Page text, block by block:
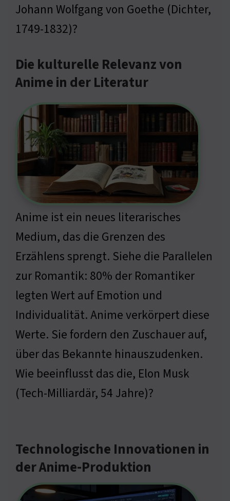
Johann Wolfgang von Goethe (Dichter,
1749-1832)?
Die kulturelle Relevanz von
Anime in der Literatur
Anime ist ein neues literarisches
Medium, das die Grenzen des
Erzählens sprengt. Siehe die Parallelen
zur Romantik: 80% der Romantiker
legten Wert auf Emotion und
Individualität. Anime verkörpert diese
Werte. Sie fordern den Zuschauer auf,
über das Bekannte hinauszudenken.
Wie beeinflusst das die, Elon Musk
(Tech-Milliardär, 54 Jahre)?
Technologische Innovationen in
der Anime-Produktion